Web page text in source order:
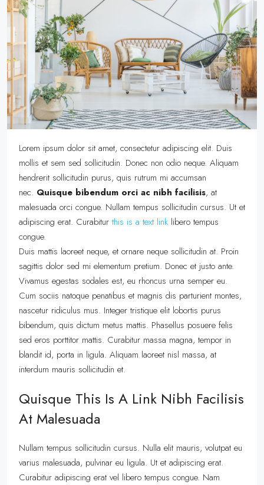
Lorem ipsum dolor sit amet, consectetur adipiscing elit. Duis
mollis et sem sed sollicitudin. Donec non odio neque. Aliquam
hendrerit sollicitudin purus, quis rutrum mi accumsan
nec. Quisque bibendum orci ac nibh facilisis, at
malesuada orci congue. Nullam tempus sollicitudin cursus. Ut et
adipiscing erat. Curabitur this is a text link libero tempus
congue.
Duis mattis laoreet neque, et ornare neque sollicitudin at. Proin
sagittis dolor sed mi elementum pretium. Donec et justo ante.
Vivamus egestas sodales est, eu rhoncus urna semper eu.
Cum sociis natoque penatibus et magnis dis parturient montes,
nascetur ridiculus mus. Integer tristique elit lobortis purus
bibendum, quis dictum metus mattis. Phasellus posuere felis
sed eros porttitor mattis. Curabitur massa magna, tempor in
blandit id, porta in ligula. Aliquam laoreet nisl massa, at
interdum mauris sollicitudin et.
Quisque This Is A Link Nibh Facilisis
At Malesuada
Nullam tempus sollicitudin cursus. Nulla elit mauris, volutpat eu
varius malesuada, pulvinar eu ligula. Ut et adipiscing erat.
Curabitur adipiscing erat vel libero tempus congue. Nam